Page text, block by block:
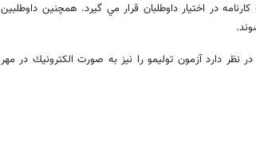
در اختيار داوطلبان قرار مي گيرد. همچنين داوطلبين
دارد آزمون توليمو را نيز به صورت الكترونيك در مهر